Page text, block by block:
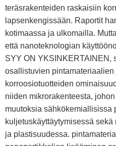
teräsrakenteiden raskaisiin
lapsenkengissään. Raportit
kotimaassa ja ulkomailla.
että nanoteknologian
SYY ON YKSINKERTAINEN,
osallistuvien
korroosiotuotteiden
niiden mikrorakenteesta,
muutoksia sähkökemiallisissa
kuljetuskäyttäytymisessä
ja plastisuudessa.